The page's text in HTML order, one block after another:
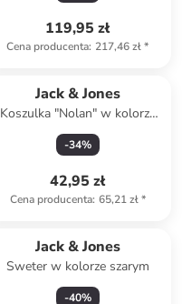
119,95 zł
Cena producenta: 217,46 zł*
Jack & Jones
Koszulka "Nolan" w kolorze
granatowym
-34%
42,95 zł
Cena producenta: 65,21 zł*
Jack & Jones
Sweter w kolorze szarym
-40%